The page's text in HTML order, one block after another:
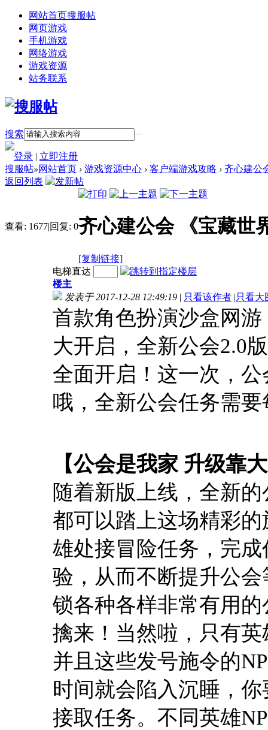
网站首页搜服帖
网页游戏
手机游戏
网络游戏
游戏资源
站务联系
搜索
登录 | 立即注册
搜服帖»网站首页 › 游戏资源中心 › 客户端游戏攻略 › 齐心建公
返回列表
查看: 1677|回复: 0齐心建公会 《宝藏世
[复制链接]
电梯直达
楼主
发表于 2017-12-28 12:49:19 | 只看该作者 |只看大
首款角色扮演沙盒网
大开启，全新公会2.0
全面开启！这一次，
哦，全新公会任务需
【公会是我家 升级靠
随着新版上线，全新
都可以踏上这场精彩
雄处接冒险任务，完
验，从而不断提升公
锁各种各样非常有用
擒来！当然啦，只有
并且这些发号施令的
时间就会陷入沉睡，
接取任务。不同英雄